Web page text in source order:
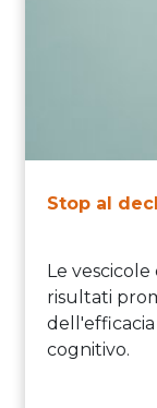
Stop al
Le
risultati
cognitivo.